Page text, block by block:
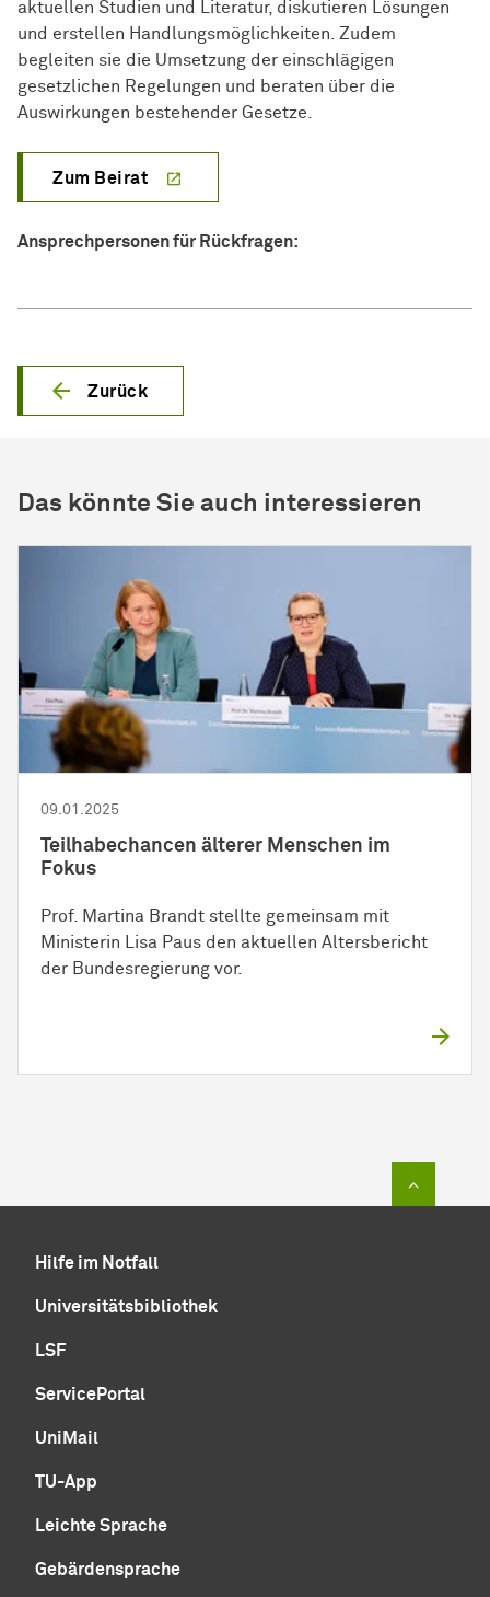
aktuellen Studien und Literatur, diskutieren Lösungen
und erstellen Handlungsmöglichkeiten. Zudem
begleiten sie die Umsetzung der einschlägigen
gesetzlichen Regelungen und beraten über die
Auswirkungen bestehender Gesetze.
Zum Beirat
Ansprechpersonen für Rückfragen:
Zurück
Das könnte Sie auch interessieren
09.01.2025
Teilhabechancen älterer Menschen im
Fokus
Prof. Martina Brandt stellte gemeinsam mit
Ministerin Lisa Paus den aktuellen Altersbericht
der Bundesregierung vor.
Hilfe im Notfall
Universitätsbibliothek
LSF
ServicePortal
UniMail
TU-App
Leichte Sprache
Gebärdensprache